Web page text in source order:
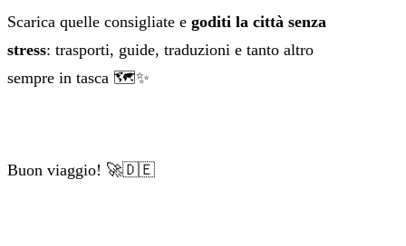
Scarica quelle consigliate e goditi la città senza
stress: trasporti, guide, traduzioni e tanto altro
sempre in tasca 🗺️✨
Buon viaggio! 🚀🇩🇪